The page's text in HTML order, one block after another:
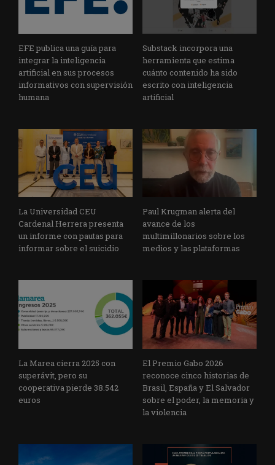
EFE publica una guía para
integrar la inteligencia
artificial en sus procesos
informativos con supervisión
humana
Substack incorpora una
herramienta que estima
cuánto contenido ha sido
escrito con inteligencia
artificial
La Universidad CEU
Cardenal Herrera presenta
un informe con pautas para
informar sobre el suicidio
Paul Krugman alerta del
avance de los
multimillonarios sobre los
medios y las plataformas
La Marea cierra 2025 con
superávit, pero su
cooperativa pierde 38.542
euros
El Premio Gabo 2026
reconoce cinco historias de
Brasil, España y El Salvador
sobre el poder, la memoria y
la violencia